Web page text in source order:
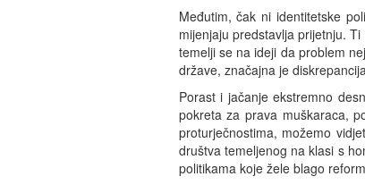
Međutim, čak ni identitetske
mijenjaju predstavlja prijetnju.
temelji se na ideji da problem
države, značajna je
Porast i jačanje ekstremno
pokreta za prava muškaraca,
proturječnostima, možemo
društva temeljenog na klasi s
politikama koje žele blago